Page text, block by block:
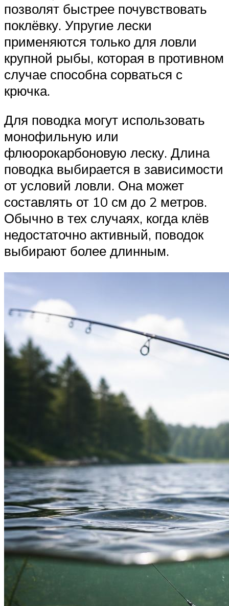
позволят быстрее почувствовать
поклёвку. Упругие лески
применяются только для ловли
крупной рыбы, которая в противном
случае способна сорваться с
крючка.
Для поводка могут использовать
монофильную или
флюорокарбоновую леску. Длина
поводка выбирается в зависимости
от условий ловли. Она может
составлять от 10 см до 2 метров.
Обычно в тех случаях, когда клёв
недостаточно активный, поводок
выбирают более длинным.